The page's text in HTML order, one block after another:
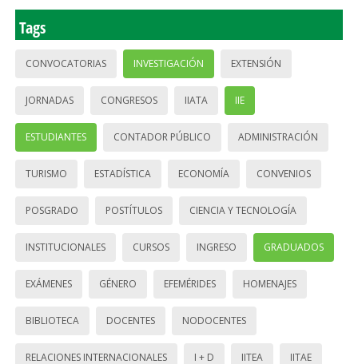
Tags
CONVOCATORIAS INVESTIGACIÓN EXTENSIÓN
JORNADAS CONGRESOS IIATA IIE
ESTUDIANTES CONTADOR PÚBLICO ADMINISTRACIÓN
TURISMO ESTADÍSTICA ECONOMÍA CONVENIOS
POSGRADO POSTÍTULOS CIENCIA Y TECNOLOGÍA
INSTITUCIONALES CURSOS INGRESO GRADUADOS
EXÁMENES GÉNERO EFEMÉRIDES HOMENAJES
BIBLIOTECA DOCENTES NODOCENTES
RELACIONES INTERNACIONALES I + D IITEA IITAE